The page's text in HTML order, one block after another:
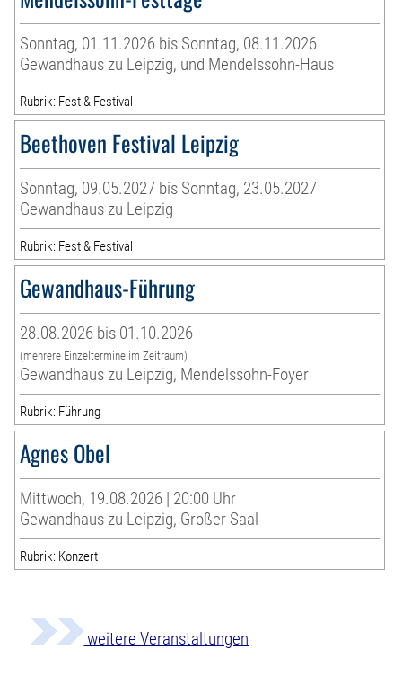
Sonntag, 01.11.2026 bis Sonntag, 08.11.2026
Gewandhaus zu Leipzig, und Mendelssohn-Haus
Rubrik: Fest & Festival
Beethoven Festival Leipzig
Sonntag, 09.05.2027 bis Sonntag, 23.05.2027
Gewandhaus zu Leipzig
Rubrik: Fest & Festival
Gewandhaus-Führung
28.08.2026 bis 01.10.2026
(mehrere Einzeltermine im Zeitraum)
Gewandhaus zu Leipzig, Mendelssohn-Foyer
Rubrik: Führung
Agnes Obel
Mittwoch, 19.08.2026 | 20:00 Uhr
Gewandhaus zu Leipzig, Großer Saal
Rubrik: Konzert
weitere Veranstaltungen